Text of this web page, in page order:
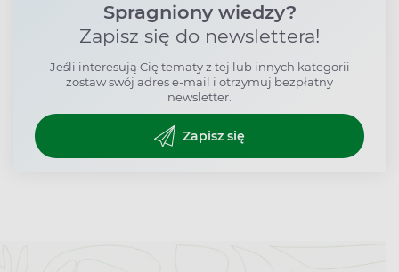
Spragniony wiedzy?
Zapisz się do newslettera!
Jeśli interesują Cię tematy z tej lub innych kategorii
zostaw swój adres e-mail i otrzymuj bezpłatny
newsletter.
Zapisz się